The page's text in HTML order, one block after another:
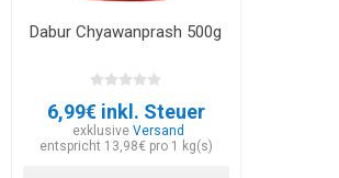
Dabur Chyawanprash 500g
6,99€ inkl. Steuer
exklusiveVersand
entspricht 13,98€ pro 1 kg(s)